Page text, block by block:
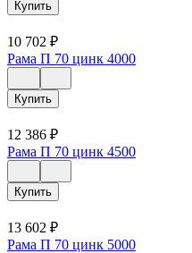
Купить
10 702 ₽
Рама П 70 цинк 4000
Купить
12 386 ₽
Рама П 70 цинк 4500
Купить
13 602 ₽
Рама П 70 цинк 5000